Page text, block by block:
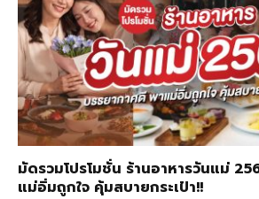
มัดรวมโปรโมชั่น ร้านอาหารวันแม่
แม่อิ่มถูกใจ คุ้มสบายกระเป๋า!!